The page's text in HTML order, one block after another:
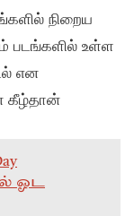
நிறைய
படங்களில் உள்ள
என
கீழ்தான்
ஓட